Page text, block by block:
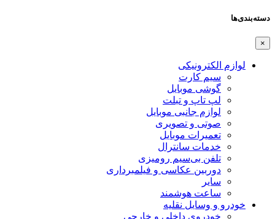
دسته‌بندی‌ها
×
لوازم الکترونیکی
سیم کارت
گوشی موبایل
لپ تاپ و تبلت
لوازم جانبی موبایل
صوتی و تصویری
تعمیرات موبایل
خدمات سانترال
تلفن بی‌سیم رومیزی
دوربین عکاسی و فیلمبرداری
سایر
ساعت هوشمند
خودرو و وسایل نقلیه
خودروی داخلی و خارجی